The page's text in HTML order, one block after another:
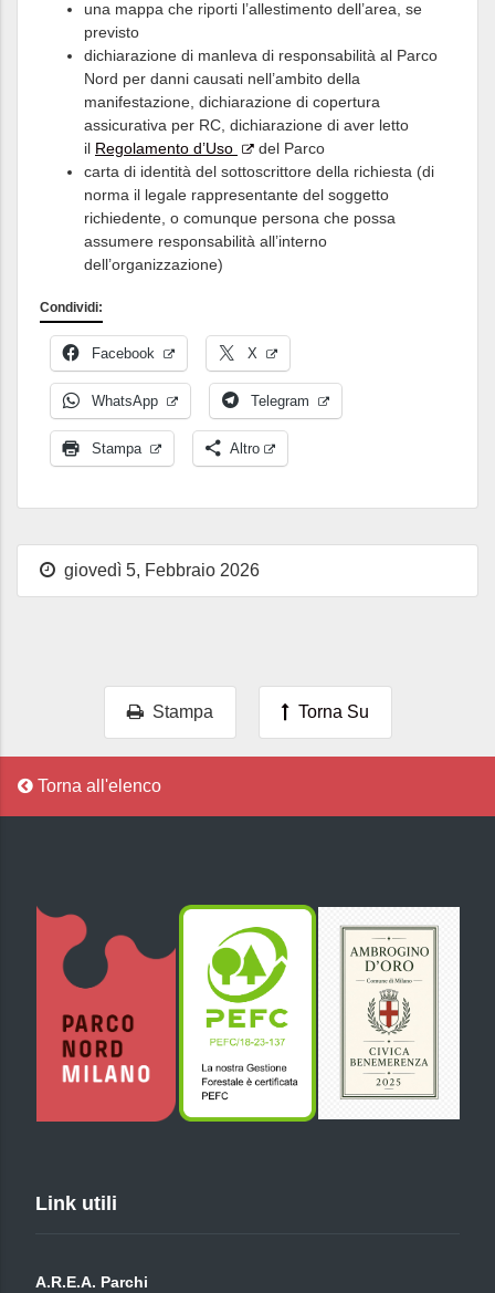
una mappa che riporti l’allestimento dell’area, se
previsto
dichiarazione di manleva di responsabilità al Parco
Nord per danni causati nell’ambito della
manifestazione, dichiarazione di copertura
assicurativa per RC, dichiarazione di aver letto
il Regolamento d’Uso
del Parco
carta di identità del sottoscrittore della richiesta (di
norma il legale rappresentante del soggetto
richiedente, o comunque persona che possa
assumere responsabilità all’interno
dell’organizzazione)
Condividi:
Facebook X
WhatsApp Telegram
Stampa Altro
giovedì 5, Febbraio 2026
Stampa Torna Su
Torna all'elenco
Link utili
A.R.E.A. Parchi